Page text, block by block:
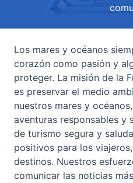
Los mares y océanos
corazón como pasión y
proteger. La misión de la
es preservar el medio
nuestros mares y
aventuras responsables y
de turismo segura y
positivos para los
destinos. Nuestros
comunicar las noticias